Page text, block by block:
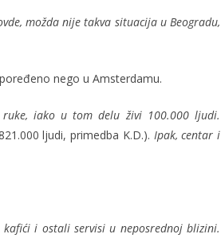
možda nije takva situacija u Beogradu,
nego u Amsterdamu.
iako u tom delu živi 100.000 ljudi.
ljudi, primedba K.D.). Ipak, centar i
i ostali servisi u neposrednoj blizini.